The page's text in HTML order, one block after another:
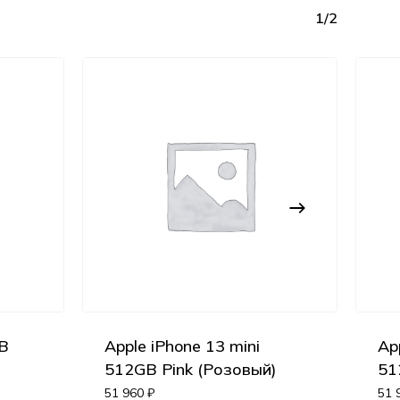
Корзина пуста.
1/2
Apple iPhone 13 mini
512GB Pink (Розовый)
51 960 ₽ 51